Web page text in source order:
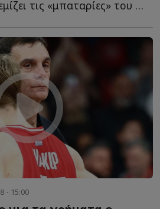
Ο Γάλλος γκαρντ γεμίζει τις «μπαταρίες» του στο «νησί τ...
- 15:00